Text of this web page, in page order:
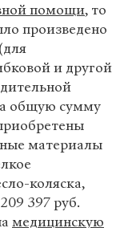
помощи, то
произведено
и другой
общую сумму
материалы
коляска,
397 руб.
медицинскую